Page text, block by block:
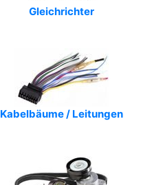
Gleichrichter
Kabelbäume / Leitungen